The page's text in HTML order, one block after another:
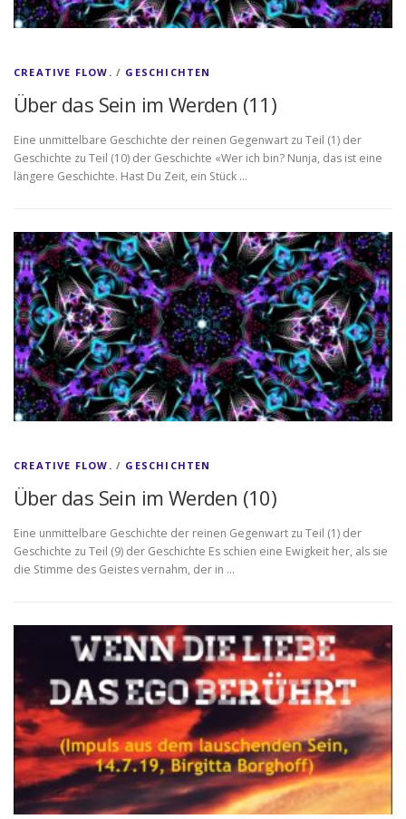
CREATIVE FLOW. / GESCHICHTEN
Über das Sein im Werden (11)
Eine unmittelbare Geschichte der reinen Gegenwart zu Teil (1) der
Geschichte zu Teil (10) der Geschichte «Wer ich bin? Nunja, das ist eine
längere Geschichte. Hast Du Zeit, ein Stück …
CREATIVE FLOW. / GESCHICHTEN
Über das Sein im Werden (10)
Eine unmittelbare Geschichte der reinen Gegenwart zu Teil (1) der
Geschichte zu Teil (9) der Geschichte Es schien eine Ewigkeit her, als sie
die Stimme des Geistes vernahm, der in …